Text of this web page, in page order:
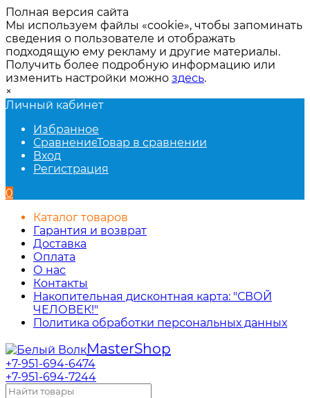
Полная версия сайта
Мы используем файлы «cookie», чтобы запоминать
сведения о пользователе и отображать
подходящую ему рекламу и другие материалы.
Получить более подробную информацию или
изменить настройки можно здесь.
×
Личный кабинет
Избранное
СравнениеТовар в сравнении
Вход
Регистрация
0
Каталог товаров
Гарантия и возврат
Доставка
Оплата
О нас
Контакты
Накопительная дисконтная карта: "СВОЙ
ЧЕЛОВЕК!"
Политика обработки персональных данных
MasterShop
+7-951-694-6474
+7-951-694-7244